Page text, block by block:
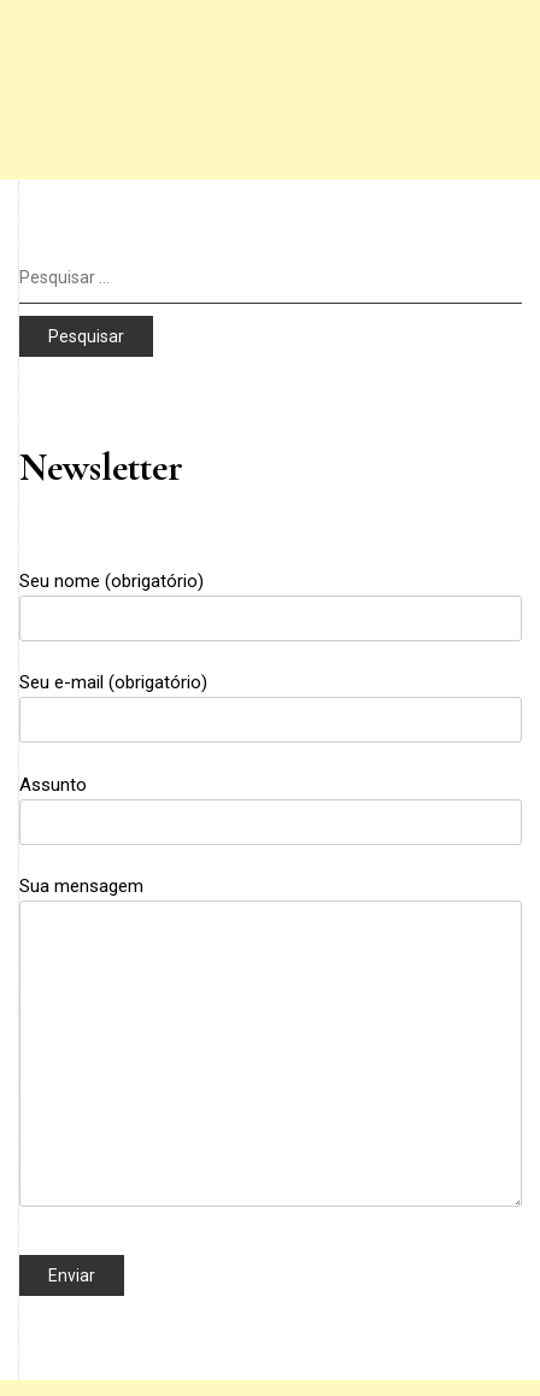
Pesquisar
por:
Newsletter
Seu nome (obrigatório)
Seu e-mail (obrigatório)
Assunto
Sua mensagem